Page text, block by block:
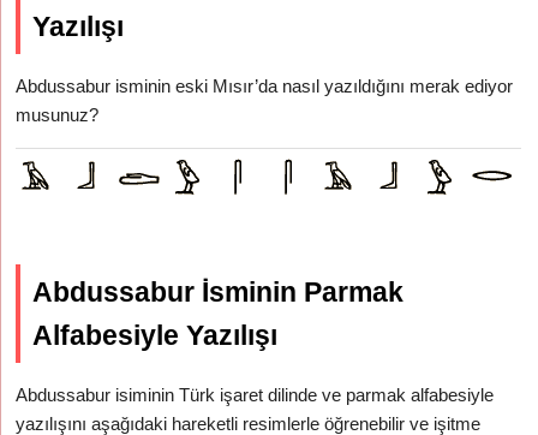
Yazılışı
Abdussabur isminin eski Mısır’da nasıl yazıldığını merak ediyor
musunuz?
Abdussabur İsminin Parmak
Alfabesiyle Yazılışı
Abdussabur isiminin Türk işaret dilinde ve parmak alfabesiyle
yazılışını aşağıdaki hareketli resimlerle öğrenebilir ve işitme